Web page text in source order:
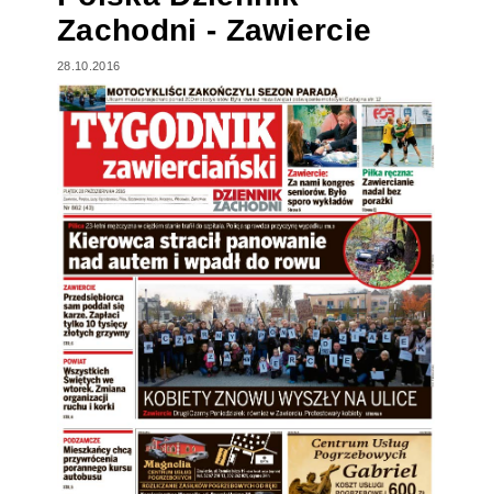
Zachodni - Zawiercie
28.10.2016